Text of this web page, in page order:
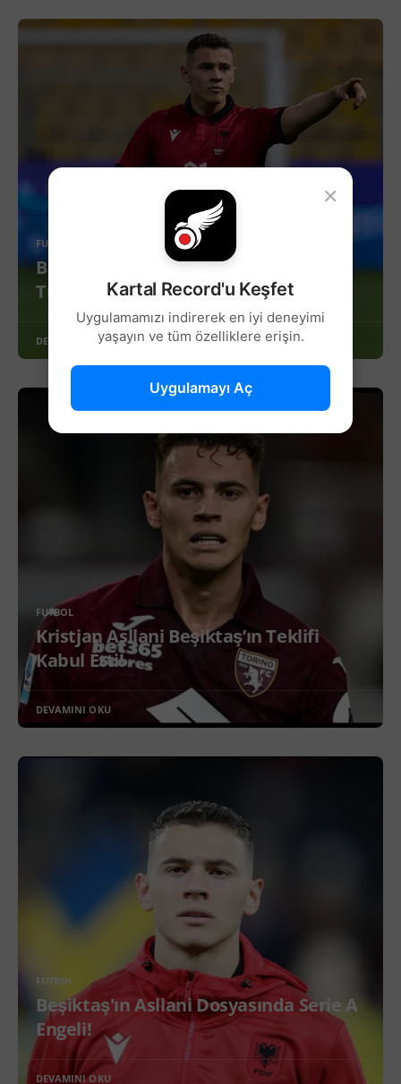
FUTBOL
Beşiktaş ve İnter Kristjan Asllani
Transferi İçin Anlaşma Sağladı!
DEVAMINI OKU
FUTBOL
Kristjan Asllani Beşiktaş’ın Teklifi
Kabul Etti!
DEVAMINI OKU
FUTBOL
Beşiktaş'ın Asllani Dosyasında Serie A
Engeli!
DEVAMINI OKU
×
Kartal Record'u Keşfet
Uygulamamızı indirerek en iyi deneyimi
yaşayın ve tüm özelliklere erişin.
Uygulamayı Aç